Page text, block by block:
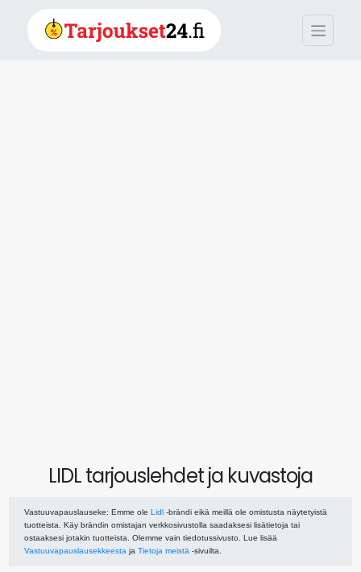
LIDL tarjouslehdet ja kuvastoja
Vastuuvapauslauseke: Emme ole Lidl -brändi eikä meillä ole omistusta näytetyistä
tuotteista. Käy brändin omistajan verkkosivustolla saadaksesi lisätietoja tai
ostaaksesi jotakin tuotteista. Olemme vain tiedotussivusto. Lue lisää
Vastuuvapauslausekkeesta ja Tietoja meistä -sivuilta.